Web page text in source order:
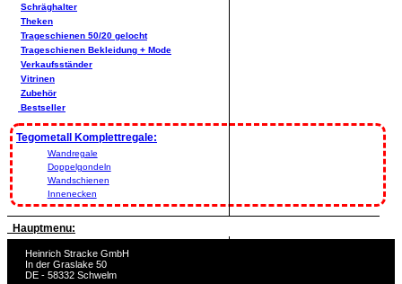
Schräghalter
Theken
Trageschienen 50/20 gelocht
Trageschienen Bekleidung + Mode
Verkaufsständer
Vitrinen
Zubehör
Bestseller
Tegometall Komplettregale:
Wandregale
Doppelgondeln
Wandschienen
Innenecken
Hauptmenu:
Heinrich Stracke GmbH
In der Graslake 50
DE - 58332 Schwelm